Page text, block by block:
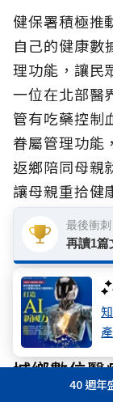
健保署積極推
自己的健康數
理功能，讓民
一位在北部醫
管有吃藥控制
眷屬管理功能
返鄉陪同母親
讓母親重拾健
「只要透過
都能隨時看見
轉化為守護
精準醫療
城鄉數位醫
40 週年
最後衝
再讀1篇